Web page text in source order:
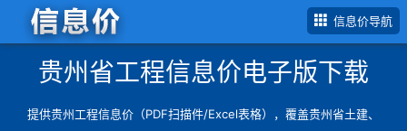
信息价导航
贵州省工程信息价电子版下载
提供贵州工程信息价（PDF扫描件/Excel表格） ，覆盖贵州省土建、